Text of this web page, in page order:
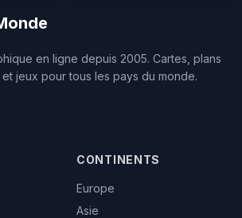
en ligne depuis 2005. Cartes, plans
jeux pour tous les pays du monde.
CONTINENTS
Europe
Asie